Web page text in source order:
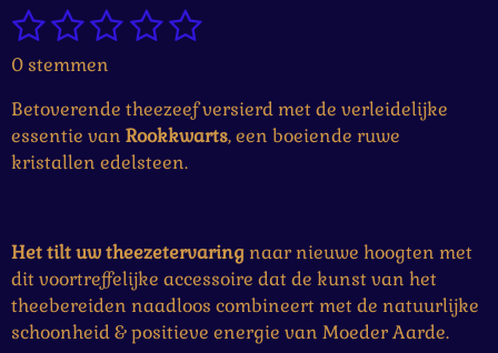
R
a
t
i
n
g
t
e
r
r
1
s
t
e
r
2
s
t
e
r
e
n
3
s
t
e
r
e
n
4
t
e
r
e
n
5
t
e
r
e
n
S
m
e
0 stemmen
Betoverende theezeef versierd met de verleidelijke
essentie van Rookkwarts, een boeiende ruwe
kristallen edelsteen.
Het tilt uw theezetervaring naar nieuwe hoogten met
dit voortreffelijke accessoire dat de kunst van het
theebereiden naadloos combineert met de natuurlijke
schoonheid & positieve energie van Moeder Aarde.